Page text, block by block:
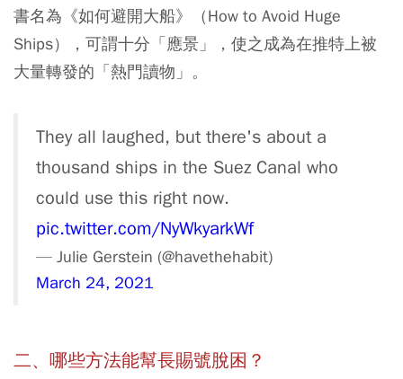
書名為《如何避開大船》（How to Avoid Huge
Ships），可謂十分「應景」，使之成為在推特上被
大量轉發的「熱門讀物」。
They all laughed, but there's about a
thousand ships in the Suez Canal who
could use this right now.
pic.twitter.com/NyWkyarkWf
— Julie Gerstein (@havethehabit)
March 24, 2021
二、哪些方法能幫長賜號脫困？